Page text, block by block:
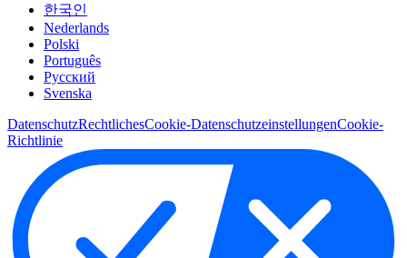
한국인
Nederlands
Polski
Português
Pусский
Svenska
DatenschutzRechtlichesCookie-DatenschutzeinstellungenCookie-
Richtlinie